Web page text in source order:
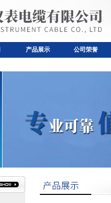
产品展示 公司荣誉